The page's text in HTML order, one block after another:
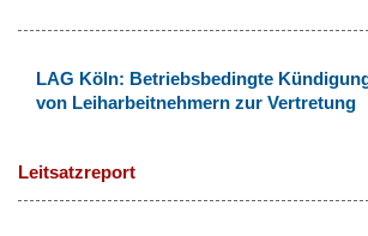
LAG Köln: Betriebsbedingte
von Leiharbeitnehmern zur Vertretung
Leitsatzreport